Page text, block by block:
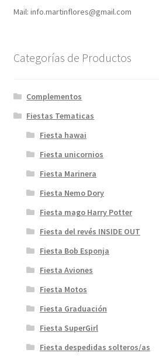
Mail: info.martinflores@gmail.com
Categorías de Productos
Complementos
Fiestas Tematicas
Fiesta hawai
Fiesta unicornios
Fiesta Marinera
Fiesta Nemo Dory
Fiesta mago Harry Potter
Fiesta del revés INSIDE OUT
Fiesta Bob Esponja
Fiesta Aviones
Fiesta Motos
Fiesta Graduación
Fiesta SuperGirl
Fiesta despedidas solteros/as